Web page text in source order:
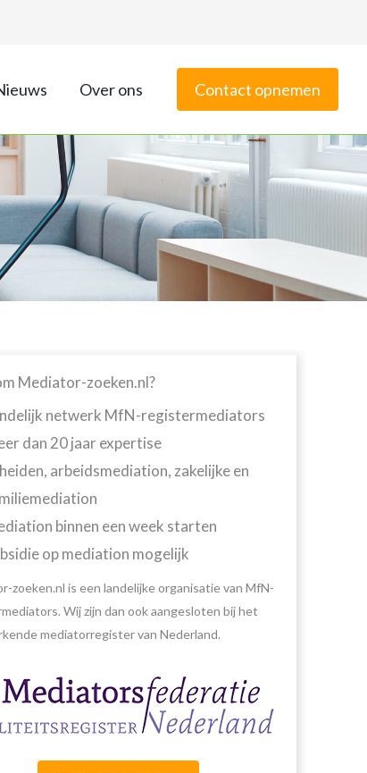
Over ons Contact opnemen
Mediator-zoeken.nl?
netwerk MfN-registermediators
dan 20 jaar expertise
arbeidsmediation, zakelijke en
binnen een week starten
op mediation mogelijk
zoeken.nl is een landelijke organisatie van MfN-
Wij zijn dan ook aangesloten bij het
mediatorregister van Nederland.